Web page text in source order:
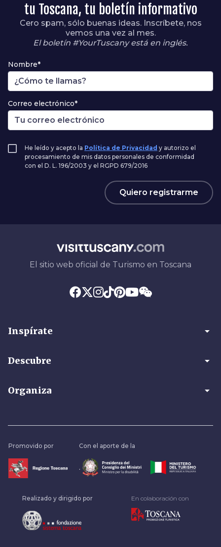
tu Toscana, tu boletín informativo
Cero spam, sólo buenas ideas. Inscríbete, nos
vemos una vez al mes.
El boletín #YourTuscany está en inglés.
Nombre*
Correo electrónico*
He leído y acepto la Política de Privacidad y autorizo el
procesamiento de mis datos personales de conformidad
con el D. L. 196/2003 y el RGPD 679/2016
Quiero registrarme
El sitio web oficial de Turismo en Toscana
Inspírate arrow_drop_down
Descubre arrow_drop_down
Organiza arrow_drop_down
Promovido por Con el aporte de la
.
Realizado y dirigido por En colaboración con